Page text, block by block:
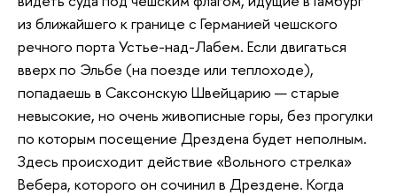
из ближайшего к границе с Германией чешского
речного порта Устье-над-Лабем. Если двигаться
вверх по Эльбе (на поезде или теплоходе),
попадаешь в Саксонскую Швейцарию — старые
невысокие, но очень живописные горы, без прогулки
по которым посещение Дрездена будет неполным.
Здесь происходит действие «Вольного стрелка»
Вебера, которого он сочинил в Дрездене. Когда